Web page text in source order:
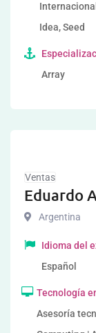
Idea, Seed
Array
Ventas
Eduardo
Argentina
Idioma del
Español
Tecnología
Asesoría